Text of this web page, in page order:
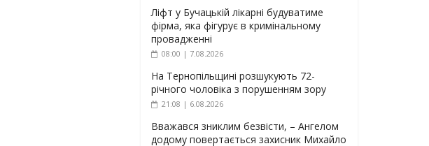
Ліфт у Бучацькій лікарні будуватиме
фірма, яка фігурує в кримінальному
провадженні
08:00 | 7.08.2026
На Тернопільщині розшукують 72-
річного чоловіка з порушенням зору
21:08 | 6.08.2026
Вважався зниклим безвісти, – Ангелом
додому повертається захисник Михайло